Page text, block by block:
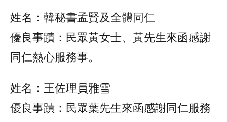
姓名：韓秘書孟賢及全體同仁
優良事蹟：民眾黃女士、黃先生來函感謝
同仁熱心服務事。
姓名：王佐理員雅雪
優良事蹟：民眾葉先生來函感謝同仁服務